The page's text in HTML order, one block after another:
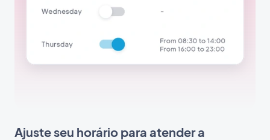
Ajuste seu horário para atender a